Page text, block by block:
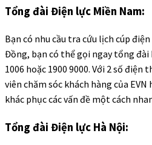
Tổng đài Điện lực Miền Nam:
Bạn có nhu cầu tra cứu lịch cúp
Đồng, bạn có thể gọi ngay tổng
1006 hoặc 1900 9000. Với 2 số điện
viên chăm sóc khách hàng của
khác phục các vấn đề một cách
Tổng đài Điện lực Hà Nội: